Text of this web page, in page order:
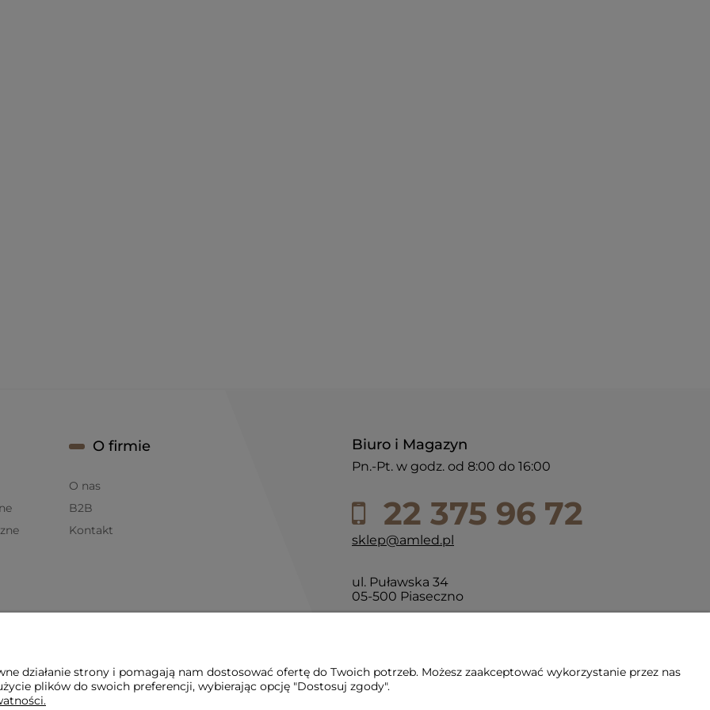
Biuro i Magazyn
Pn.-Pt. w godz. od 8:00 do 16:00
22 375 96 72
sklep@amled.pl
ul. Puławska 34
05-500 Piaseczno
O firmie
O nas
B2B
Kontakt
działanie strony i pomagają nam dostosować ofertę do Twoich potrzeb. Możesz zaakceptować wykorzystanie przez nas
plików do swoich preferencji, wybierając opcję "Dostosuj zgody".